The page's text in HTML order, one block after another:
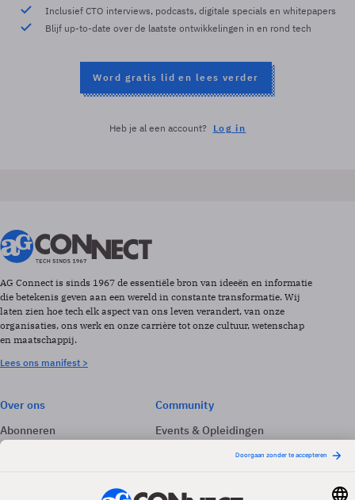
Inclusief CTO interviews, podcasts, digitale specials en whitepapers
Blijf up-to-date over de laatste ontwikkelingen in en rond tech
Word gratis lid en lees verder
Heb je al een account? Log in
AG Connect is sinds 1967 de essentiële bron van ideeën en informatie
die betekenis geven aan een wereld in constante transformatie. Wij
laten zien hoe tech elk aspect van ons leven verandert, van onze
organisaties, ons werk en onze carrière tot onze cultuur, wetenschap
en maatschappij.
Lees ons manifest >
Over ons
Abonneren
Adverteren
Community
Events & Opleidingen